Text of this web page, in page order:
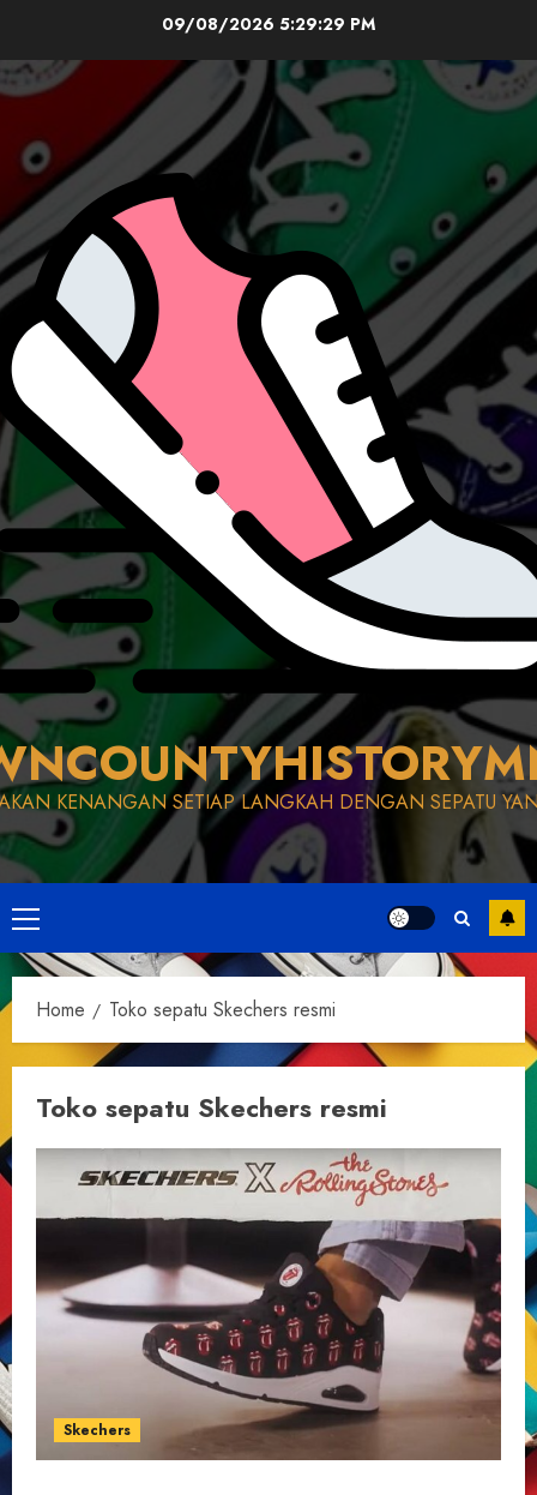
content
09/08/20265:29:31 PM
KENANGAN SETIAP LANGKAH DENGAN SEPATU
Primary
Menu
Home Toko sepatu Skechers resmi
Toko sepatu Skechers resmi
Skechers